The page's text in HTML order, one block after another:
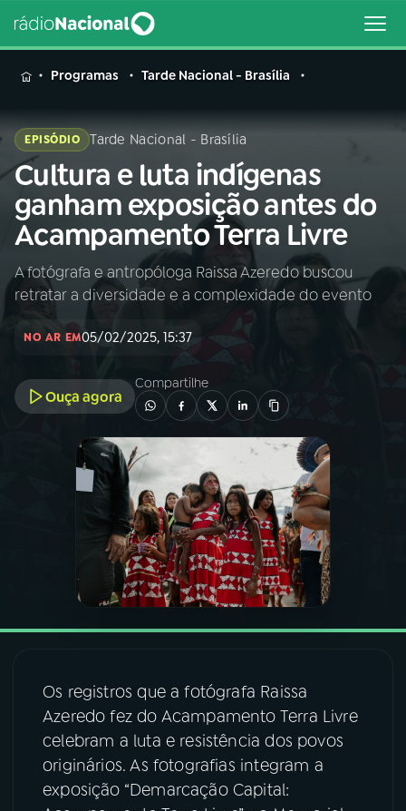
MENU
Buscar
na
Rádio
Nacional
Buscar
AO VIVO
INÍCIO
A RÁDIO
PROGRAMAÇÃO
PROGRAMAS
PODCASTS
06VIDEOCASTS
07ÚLTIMAS
08FESTIVAL DE MÚSICA
ACOMPANHE A RÁDIO NACIONAL
Programas Tarde Nacional - Brasília
EPISÓDIO Tarde Nacional - Brasília
Cultura e luta indígenas
ganham exposição antes do
Acampamento Terra Livre
A fotógrafa e antropóloga Raissa Azeredo buscou
retratar a diversidade e a complexidade do evento
NO AR EM05/02/2025, 15:37
Ouça agora
Compartilhe
Os registros que a fotógrafa Raissa
Azeredo fez do Acampamento Terra Livre
celebram a luta e resistência dos povos
originários. As fotografias integram a
exposição “Demarcação Capital: